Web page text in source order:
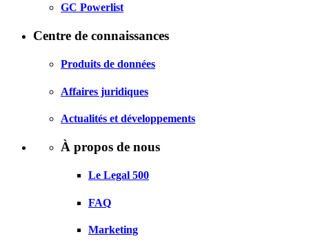
GC Powerlist
Centre de connaissances
Produits de données
Affaires juridiques
Actualités et développements
À propos de nous
Le Legal 500
FAQ
Marketing